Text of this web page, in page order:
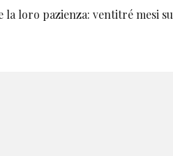
la loro pazienza: ventitré mesi